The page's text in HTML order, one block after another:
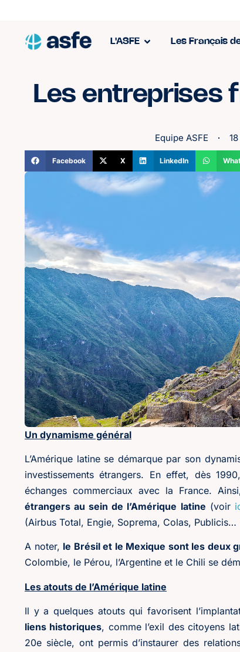
L'ASFE Les Français
Les entreprises
Equipe ASFE
Facebook X LinkedIn
Un dynamisme général
L’Amérique latine se démarque par son
investissements étrangers. En effet, dès
échanges commerciaux avec la France.
étrangers au sein de l’Amérique latine (voir
(Airbus Total, Engie, Soprema, Colas,
A noter, le Brésil et le Mexique sont les deux
Colombie, le Pérou, l’Argentine et le Chili se
Les atouts de l’Amérique latine
Il y a quelques atouts qui favorisent
liens historiques, comme l’exil des citoyens
20e siècle, ont permis d’instaurer des